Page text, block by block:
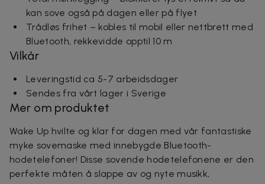
kan sove også på dagen eller på flyet
Trådløs frihet – kobles til mobil eller nettbrett med
Bluetooth, rekkevidde opptil 10 m
Vilkår
Leveringstid ca 5-7 arbeidsdager
Sendes fra vårt lager i Sverige
Mer om produktet
Wake Up hvilte og klar for dagen med vår fantastiske
myke sovemaske med innebygde Bluetooth-
hodetelefoner! Disse sovende hodetelefonene er den
perfekte måten å slappe av og nyte musikk,